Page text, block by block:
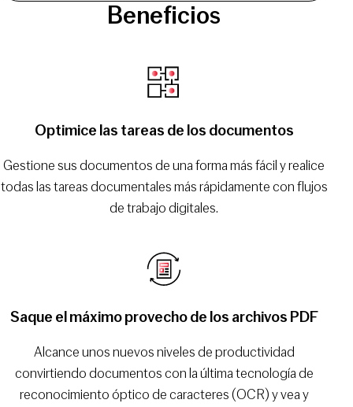
Beneficios
Optimice las tareas de los documentos
Gestione sus documentos de una forma más fácil y realice
todas las tareas documentales más rápidamente con flujos
de trabajo digitales.
Saque el máximo provecho de los archivos PDF
Alcance unos nuevos niveles de productividad
convirtiendo documentos con la última tecnología de
reconocimiento óptico de caracteres (OCR) y vea y